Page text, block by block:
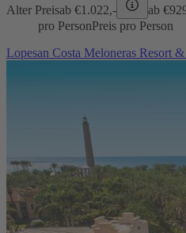
Alter Preisab €1.022,- ab €
pro PersonPreis pro Person
Lopesan Costa Meloneras Resort &